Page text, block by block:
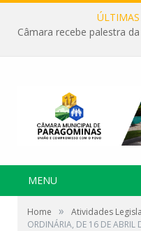
MENU
Home » Atividades
ORDINÁRIA, DE 16 DE ABRIL